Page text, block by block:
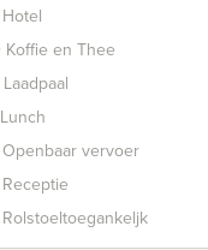
Hotel
Koffie en Thee
Laadpaal
Lunch
Openbaar vervoer
Receptie
Rolstoeltoegankeljk